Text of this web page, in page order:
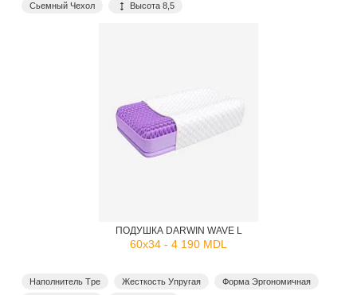
Сьемный Чехол
Высота 8,5
ПОДУШКА DARWIN WAVE L
60x34 - 4 190 MDL
Наполнитель Tpe Жесткость Упругая
Форма Эргономичная